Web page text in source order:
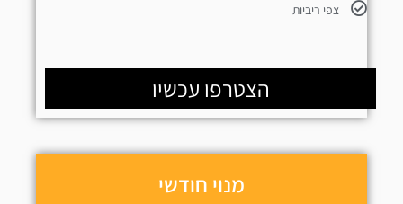
מנוי חודשי
צפי ריביות
הצטרפו עכשיו